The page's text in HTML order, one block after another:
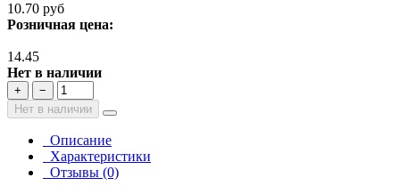
10.70 руб
Розничная цена:
14.45
Нет в наличии
+
−
Нет в наличии
Описание
Характеристики
Отзывы (0)